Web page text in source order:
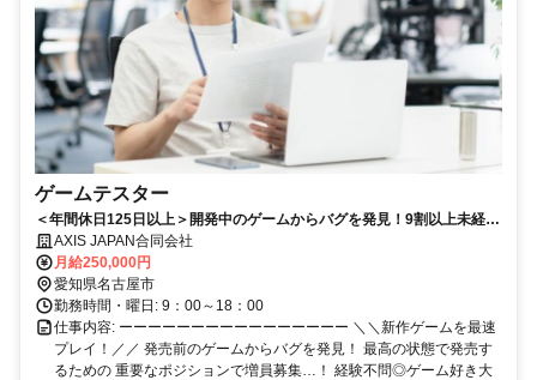
ゲームテスター
＜年間休日125日以上＞開発中のゲームからバグを発見！9割以上未経験
スタート＆20代活躍中★社会人経験は問いません◎
AXIS JAPAN合同会社
月給250,000円
愛知県名古屋市
勤務時間・曜日: 9：00～18：00
仕事内容: ーーーーーーーーーーーーーーーー ＼＼新作ゲームを最速
プレイ！／／ 発売前のゲームからバグを発見！ 最高の状態で発売す
るための 重要なポジションで増員募集…！ 経験不問◎ゲーム好き大